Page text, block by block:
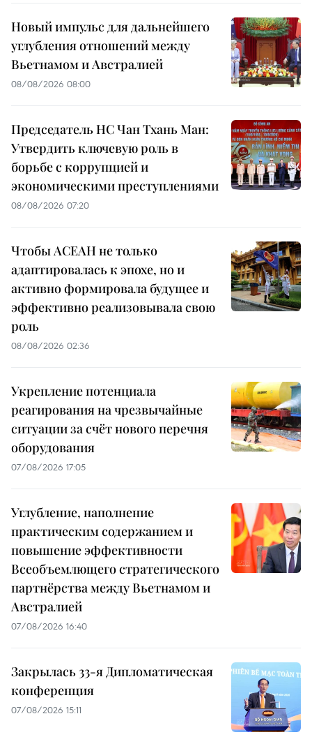
Новый импульс для дальнейшего
углубления отношений между
Вьетнамом и Австралией
08/08/2026 08:00
Председатель НС Чан Тхань Ман:
Утвердить ключевую роль в
борьбе с коррупцией и
экономическими преступлениями
08/08/2026 07:20
Чтобы АСЕАН не только
адаптировалась к эпохе, но и
активно формировала будущее и
эффективно реализовывала свою
роль
08/08/2026 02:36
Укрепление потенциала
реагирования на чрезвычайные
ситуации за счёт нового перечня
оборудования
07/08/2026 17:05
Углубление, наполнение
практическим содержанием и
повышение эффективности
Всеобъемлющего стратегического
партнёрства между Вьетнамом и
Австралией
07/08/2026 16:40
Закрылась 33-я Дипломатическая
конференция
07/08/2026 15:11